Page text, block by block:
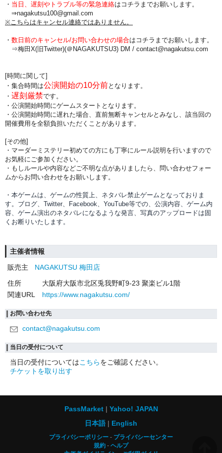
・ 当日、遅刻やトラブル等の緊急連絡はコチラまでお願いします。
⇒nagakutsu100@gmail.com
※こちらはキャンセル連絡ではありません。
・ 数日前のキャンセル/お問い合わせの場合は コチラまでお願いします。
⇒梅田X(旧Twitter)(＠NAGAKUTSU3) DM / contact@nagakutsu.com
[時間に関して]
・集合時間は公演開始の10分前となります。
・ 遅刻厳禁です。
・公演開始時間にゲームスタートとなります。
・公演開始時間に遅れた場合、直前無断キャンセルとみなし、該当回の
開催費用を全額負担いただくことがあります。
[その他]
・マーダーミステリー初めての方にも丁寧にルール説明を行いますので
お気軽にご参加ください。
・もしルールや内容などご不明な点がありましたら、問い合わせフォー
ムからお問い合わせをお願いします。
・本ゲームは、ゲームの性質上、ネタバレ禁止ゲームとなっておりま
す。ブログ、Twitter、Facebook、YouTube等での、 公演内容、 ゲーム内
容、ゲーム演出のネタバレになるような発言、写真のアップロードは固
くお断りいたします。
主催者情報
販売主
NAGAKUTSU 梅田店
住所
大阪府大阪市北区兎我野町9-23 聚楽ビル1階
関連URL
https://www.nagakutsu.com/
お問い合わせ先
contact@nagakutsu.com
当日の受付について
当日の受付についてはこちらをご確認ください。
チケットを取り出す
PassMarket
Yahoo! JAPAN
日本語
English
プライバシーポリシー
プライバシーセンター
規約
ヘルプ